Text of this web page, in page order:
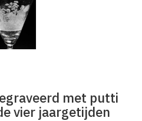
met putti
vier jaargetijden